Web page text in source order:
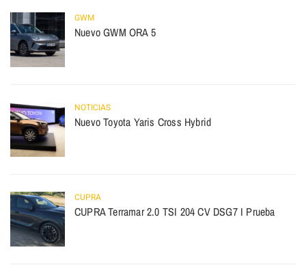
GWM
Nuevo GWM ORA 5
NOTICIAS
Nuevo Toyota Yaris Cross Hybrid
CUPRA
CUPRA Terramar 2.0 TSI 204 CV DSG7 I Prueba